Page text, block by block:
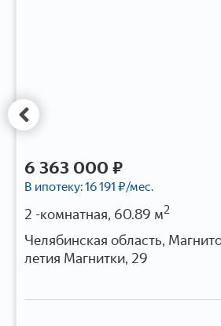
6 363 000 ₽
В ипотеку:16 191 ₽/мес.
2 -комнатная, 60.89 м2
Челябинская область,
летия Магнитки, 29